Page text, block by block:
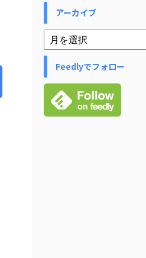
アーカイブ
Feedlyでフォロー